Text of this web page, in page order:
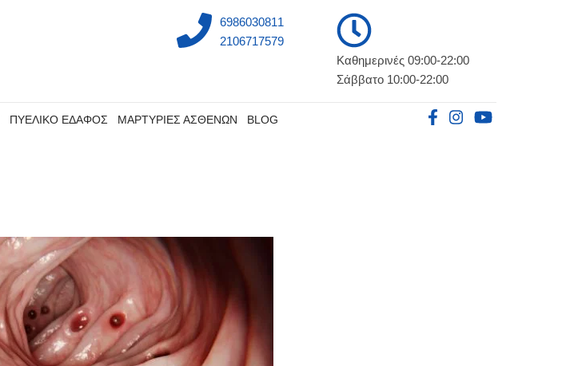
Καθημερινές 09:00-22:00
Σάββατο 10:00-22:00
6986030811
2106717579
ΠΥΕΛΙΚΟ ΕΔΑΦΟΣ ΜΑΡΤΥΡΙΕΣ ΑΣΘΕΝΩΝ
BLOG